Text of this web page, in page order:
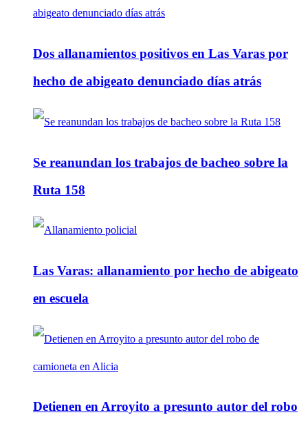
Dos allanamientos positivos en Las Varas por
hecho de abigeato denunciado días atrás
Se reanundan los trabajos de bacheo sobre la
Ruta 158
Las Varas: allanamiento por hecho de abigeato
en escuela
Detienen en Arroyito a presunto autor del robo